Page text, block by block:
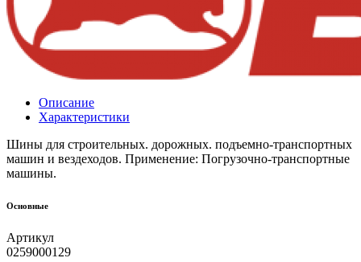
Описание
Характеристики
Шины для строительных. дорожных. подъемно-транспортных
машин и вездеходов. Применение: Погрузочно-транспортные
машины.
Основные
Артикул
0259000129